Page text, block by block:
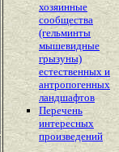
хозяинные
сообщества
(гельминты
мышевидные
грызуны)
естественных и
антропогенных
ландшафтов
Перечень
интересных
произведений